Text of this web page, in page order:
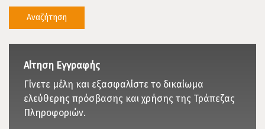
Αίτηση Εγγραφής
Γίνετε μέλη και εξασφαλίστε το δικαίωμα
ελεύθερης πρόσβασης και χρήσης της Τράπεζας
Πληροφοριών.